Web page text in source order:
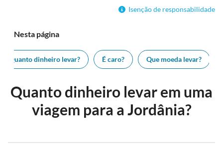
Isenção de responsabilidade
Nesta página
Quanto dinheiro levar? É caro? Que moeda levar?
Quanto dinheiro levar em uma
viagem para a Jordânia?